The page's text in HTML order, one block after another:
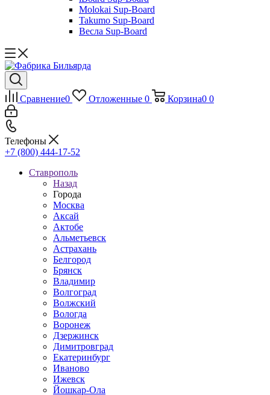
Molokai Sup-Board
Takumo Sup-Board
Весла Sup-Board
Сравнение0 Отложенные 0 Корзина0 0
Телефоны
+7 (800) 444-17-52
Ставрополь
Назад
Города
Москва
Аксай
Актобе
Альметьевск
Астрахань
Белгород
Брянск
Владимир
Волгоград
Волжский
Вологда
Воронеж
Дзержинск
Димитровград
Екатеринбург
Иваново
Ижевск
Йошкар-Ола